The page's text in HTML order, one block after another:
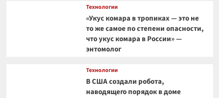
Технологии
«Укус комара в тропиках — это не
то же самое по степени опасности,
что укус комара в России» —
энтомолог
Технологии
В США создали робота,
наводящего порядок в доме